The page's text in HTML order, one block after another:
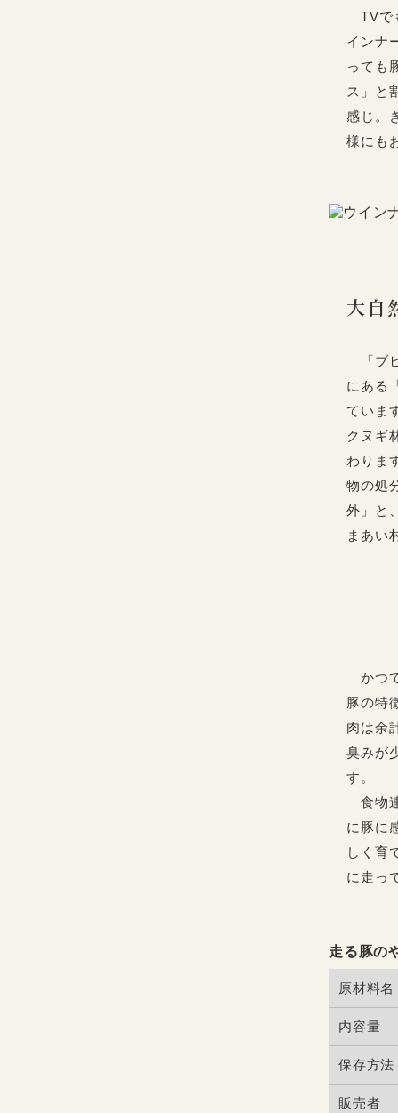
TVで
インナ
っても
ス」と
感じ。
様にも
大自
「ブ
にある
ていま
クヌギ
わりま
物の処
外」と
まあい
かつ
豚の特
肉は余
臭みが
す。
食物
に豚に
しく育
に走っ
走る豚の
原材料名
内容量
保存方法
販売者